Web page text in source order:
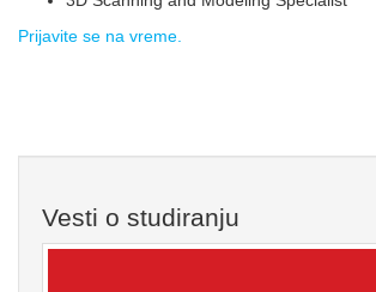
Prijavite se na vreme.
Vesti o studiranju